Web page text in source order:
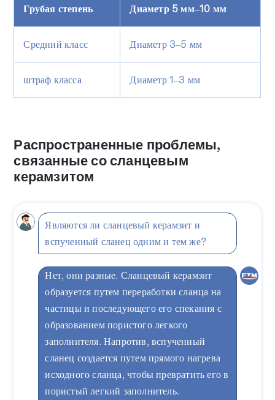
Грубая степень Диаметр 5 мм–10 мм
Средний класс Диаметр 3–5 мм
штраф класса Диаметр 1–3 мм
Распространенные проблемы,
связанные со сланцевым
керамзитом
Являются ли сланцевый керамзит и
вспученный сланец одним и тем же?
Нет, они разные. Сланцевый керамзит
образуется путем переработки сланца на
частицы и последующего его спекания с
образованием пористого легкого
заполнителя. Напротив, вспученный
сланец создается путем прямого нагрева
исходного сланца, чтобы превратить его в
пористый легкий заполнитель.